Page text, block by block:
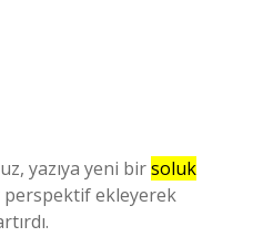
yazıya yeni birsoluk
perspektif ekleyerek